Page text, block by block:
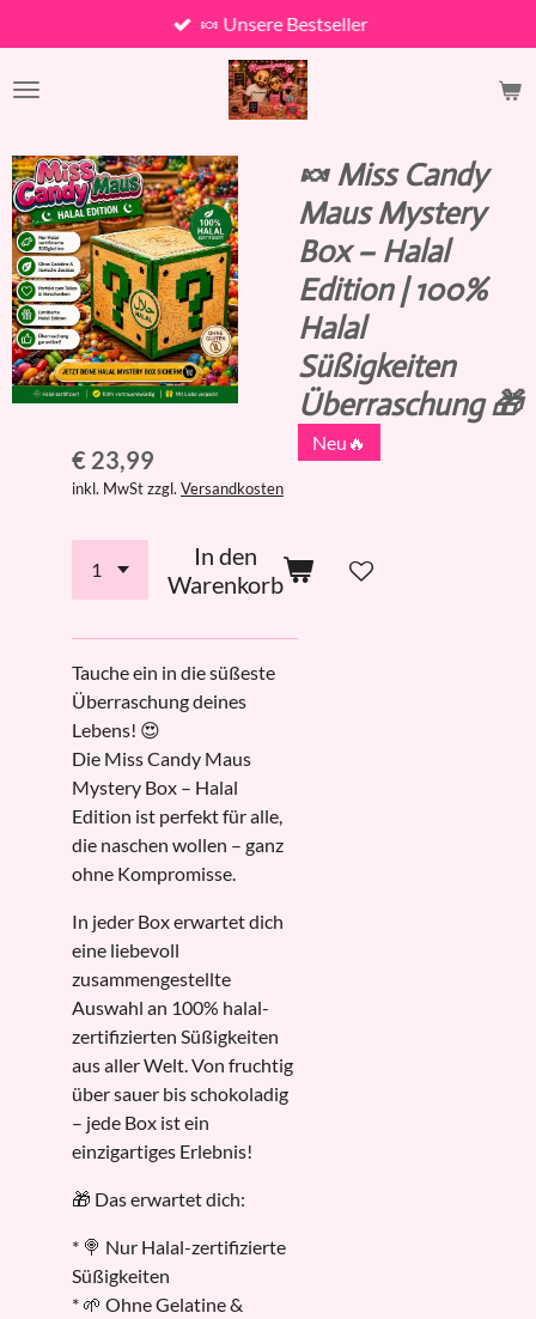
Hauptinhalt
springen
🍬 Unsere Bestseller
🍬 Miss Candy
Maus Mystery
Box – Halal
Edition | 100%
Halal
Süßigkeiten
Überraschung 🎁
Neu🔥
€ 23,99
inkl. MwSt zzgl. Versandkosten
In den
Warenkorb
Tauche ein in die süßeste
Überraschung deines
Lebens! 😍
Die Miss Candy Maus
Mystery Box – Halal
Edition ist perfekt für alle,
die naschen wollen – ganz
ohne Kompromisse.
In jeder Box erwartet dich
eine liebevoll
zusammengestellte
Auswahl an 100% halal-
zertifizierten Süßigkeiten
aus aller Welt. Von fruchtig
über sauer bis schokoladig
– jede Box ist ein
einzigartiges Erlebnis!
🎁 Das erwartet dich:
* 🍭 Nur Halal-zertifizierte
Süßigkeiten
* 🌱 Ohne Gelatine &